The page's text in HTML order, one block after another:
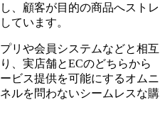
、顧客が目的の商品へストレ
ています。
リや会員システムなどと相互
、実店舗とECのどちらから
ビス提供を可能にするオムニ
ルを問わないシームレスな購